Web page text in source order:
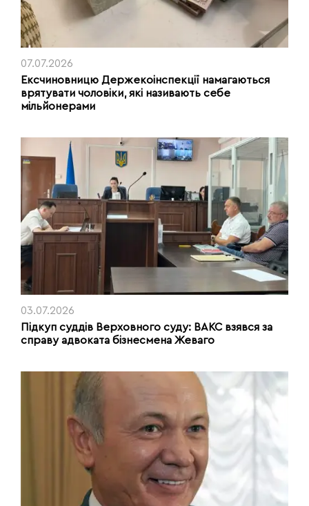
07.07.2026
Ексчиновницю Держекоінспекції намагаються
врятувати чоловіки, які називають себе
мільйонерами
03.07.2026
Підкуп суддів Верховного суду: ВАКС взявся за
справу адвоката бізнесмена Жеваго